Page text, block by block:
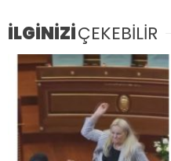
İLGİNİZİÇEKEBİLİR